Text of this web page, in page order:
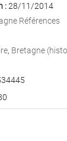
:28/11/2014
Références
, Bretagne